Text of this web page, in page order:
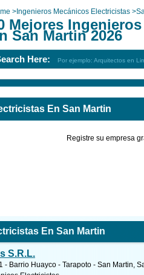
> Ingenieros Mecánicos Electricistas >
Mejores
San Martin 2026
Here: Por ejemplo: Arquitectos en
En San Martin
Registre su empresa
En San Martin
S.R.L.
- Barrio Huayco - Tarapoto - San Martin,